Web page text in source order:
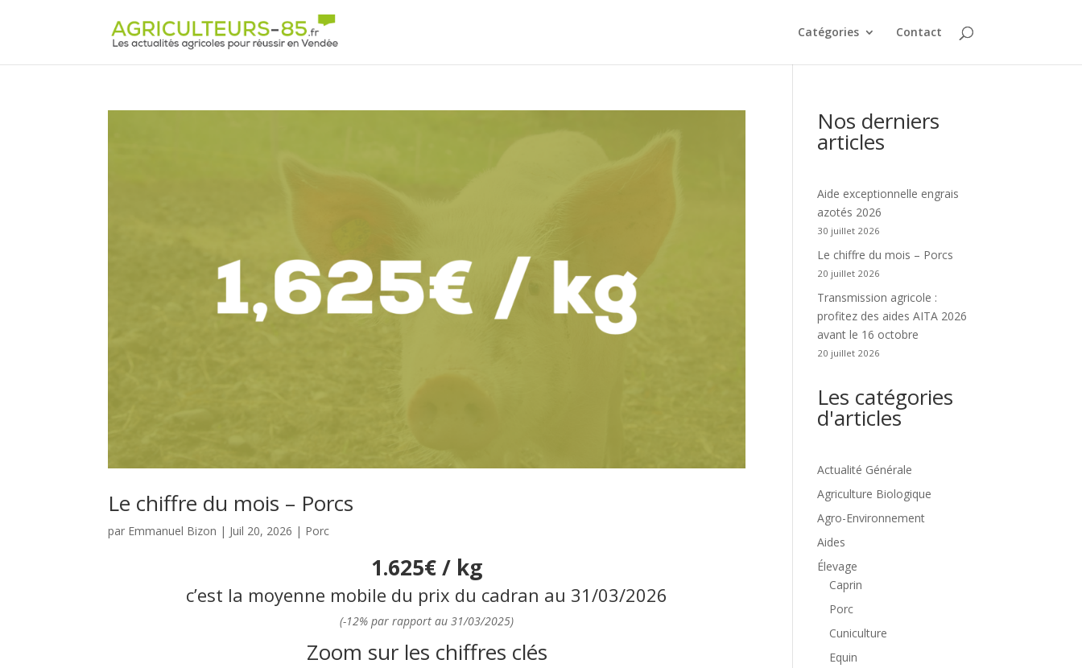
Catégories Contact
Le chiffre du mois – Porcs
par Emmanuel Bizon | Juil 20, 2026 | Porc
1.625€ / kg
c’est la moyenne mobile du prix du cadran au 31/03/2026
(-12% par rapport au 31/03/2025)
Zoom sur les chiffres clés
Nos derniers
articles
Aide exceptionnelle engrais
azotés 2026
30 juillet 2026
Le chiffre du mois – Porcs
20 juillet 2026
Transmission agricole :
profitez des aides AITA 2026
avant le 16 octobre
20 juillet 2026
Les catégories
d'articles
Actualité Générale
Agriculture Biologique
Agro-Environnement
Aides
Élevage
Caprin
Porc
Cuniculture
Equin